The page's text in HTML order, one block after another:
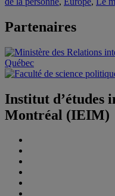
Partenaires
Institut d’études
Montréal (IEIM)